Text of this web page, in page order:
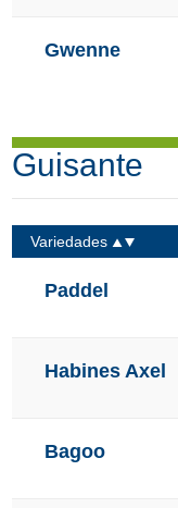
Gwenne
Guisante
Variedades
Paddel
Habines Axel
Bagoo